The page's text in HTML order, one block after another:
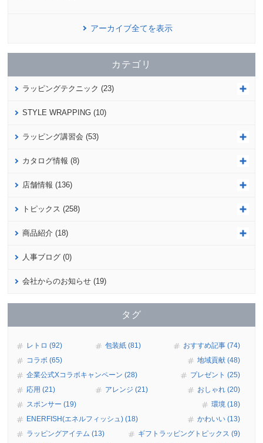
アーカイブ全てを表示
カテゴリ
ラッピングテクニック (23)
STYLE WRAPPING (10)
ラッピング講習会 (53)
カタログ情報 (8)
店舗情報 (136)
トピックス (258)
商品紹介 (18)
人事ブログ (0)
会社からのお知らせ (19)
タグ
レトロ (92) 包装紙 (81)
おすすめ記事 (74)
コラボ (65)
地域貢献 (48)
企業公式Xコラボキャンペーン (28)
プレゼント (25)
応用 (21)
アレンジ (21)
おしゃれ (20)
スポンサー (19)
環境 (18)
ENERFISH(エネルフィッシュ) (18)
かわいい (13)
ラッピングアイテム (13)
ギフトラッピングトピックス (9)